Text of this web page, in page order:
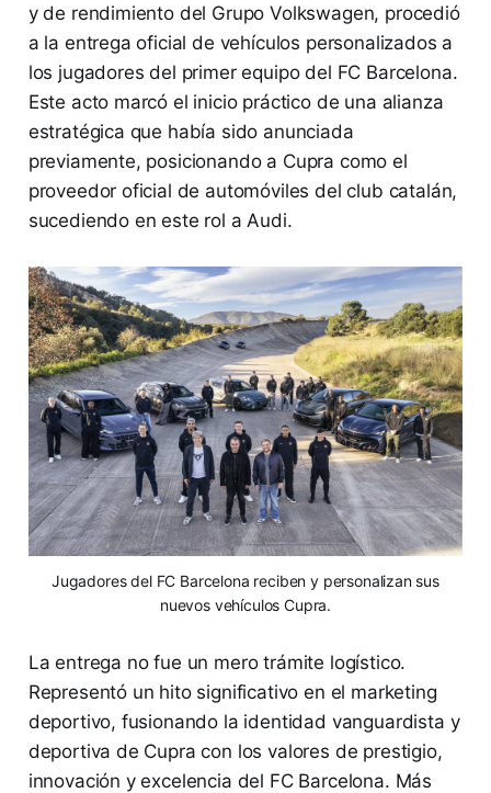
y de rendimiento del Grupo Volkswagen, procedió
a la entrega oficial de vehículos personalizados a
los jugadores del primer equipo del FC Barcelona.
Este acto marcó el inicio práctico de una alianza
estratégica que había sido anunciada
previamente, posicionando a Cupra como el
proveedor oficial de automóviles del club catalán,
sucediendo en este rol a Audi.
Jugadores del FC Barcelona reciben y personalizan sus
nuevos vehículos Cupra.
La entrega no fue un mero trámite logístico.
Representó un hito significativo en el marketing
deportivo, fusionando la identidad vanguardista y
deportiva de Cupra con los valores de prestigio,
innovación y excelencia del FC Barcelona. Más